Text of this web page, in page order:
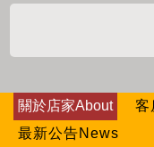
關於店家About 客
最新公告News